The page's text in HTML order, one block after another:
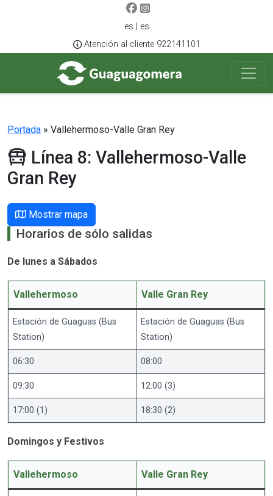
es | es
Atención al cliente 922141101
Portada » Vallehermoso-Valle Gran Rey
Línea 8: Vallehermoso-Valle
Gran Rey
Mostrar mapa
Horarios de sólo salidas
De lunes a Sábados
Vallehermoso Valle Gran Rey
Estación de Guaguas (Bus
Station)
Estación de Guaguas (Bus
Station)
06:30 08:00
09:30 12:00 (3)
17:00 (1) 18:30 (2)
Domingos y Festivos
Vallehermoso Valle Gran Rey